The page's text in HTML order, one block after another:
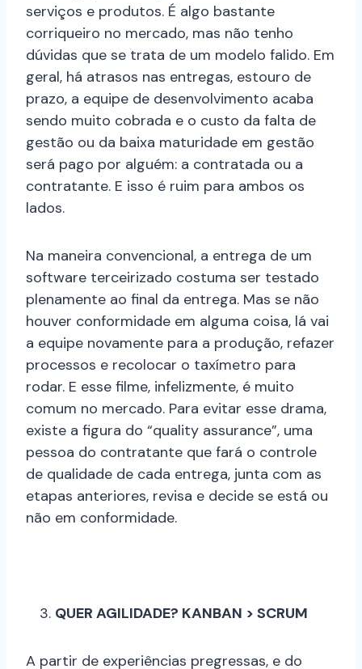
serviços e produtos. É algo bastante
corriqueiro no mercado, mas não tenho
dúvidas que se trata de um modelo falido. Em
geral, há atrasos nas entregas, estouro de
prazo, a equipe de desenvolvimento acaba
sendo muito cobrada e o custo da falta de
gestão ou da baixa maturidade em gestão
será pago por alguém: a contratada ou a
contratante. E isso é ruim para ambos os
lados.
Na maneira convencional, a entrega de um
software terceirizado costuma ser testado
plenamente ao final da entrega. Mas se não
houver conformidade em alguma coisa, lá vai
a equipe novamente para a produção, refazer
processos e recolocar o taxímetro para
rodar. E esse filme, infelizmente, é muito
comum no mercado. Para evitar esse drama,
existe a figura do “quality assurance”, uma
pessoa do contratante que fará o controle
de qualidade de cada entrega, junta com as
etapas anteriores, revisa e decide se está ou
não em conformidade.
QUER AGILIDADE? KANBAN > SCRUM
A partir de experiências pregressas, e do